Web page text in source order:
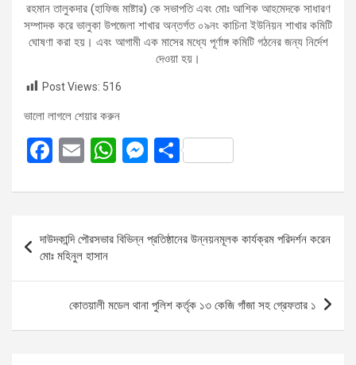
রহমান তালুকদার (হাফিজ মাষ্টার) কে সভাপতি এবং মোঃ আশিক আহমেদকে সাধারণ
সম্পাদক করে ভালুকা উপজেলা শাখার অন্তর্গত ০৯নং কাচিনা ইউনিয়ন শাখার কমিটি
ঘোষণা করা হয়। এবং আগামী এক মাসের মধ্যে পূর্ণাঙ্গ কমিটি গঠনের জন্য নির্দেশ
দেওয়া হয়।
Post Views: 516
ভালো লাগলে শেয়ার করুন
F
ce
o
o
E
ail
W
at
s
A
p
p
M
se
n
g
er
S
ar
e
navigation
দাউদকান্দি পৌরসভার বিভিন্ন প্রতিষ্ঠানের উন্নয়নমূলক কার্যক্রম পরিদর্শন করেন
মোঃ মহিনুল হাসান
কোতয়ালী মডেল থানা পুলিশ কর্তৃক ১৩ কেজি গাঁজা সহ গ্রেফতার ১